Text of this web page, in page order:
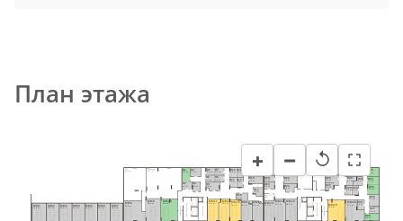
План этажа
+ − ↺
Пом. уб.
6.1 м²
Насосная
91.7 м²
58.9 м²
Тамбур-шлюз
Тамбур-шлюз
Тамбуршлюз
Тамбуршлюз Лифтовый холл
Лифтовый холл
Н1
9.4 м²
Н2
Н3
Н4
6.4 м²
Н5
5.4 м²
Н6
Н7
5.2 м²
Н8
Н9
9.8 м²
Н10
5.5 м²
Н11
5.4 м²
Н12
5.3 м²
Н13
5.2м²
Н15
Н16
6.3 м²
Н17
6.5 м²
Н19
5.7 м²
Н20
6.0 м²
Н22
8.5 м²
Н23
Н25
9.8 м²
Н26
4.8 м²
Н28
Н29
5.1 м²
Н30
5.4 м²
Н31
5.6 м²
Н33
Н34
7.9 м²
Н35
9.4 м²
Н36
9.5 м²
Н37
Н38
5.6 м²
Н39
8.8 м²
MM1
22.3 м²
MM2
22.3 м²
MM3
22.3 м²
MM4
22.3 м²
MM5
22.3 м²
MM6
22.3 м²
MM7
22.3 м²
MM8
35.8 м²
MM9
28.4 м²
MM10
30.6 м²
MM11 MM12
20.2 м² MM13
20.0 м²
MM14 MM15
17.9 м²
MM16 MM17
20.2 м²
MM18
22.5 м² MM19
31.8 м²
MM20
27.4 м²